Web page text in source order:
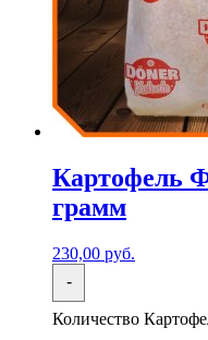
Картофель
грамм
230,00 руб.
-
Количество